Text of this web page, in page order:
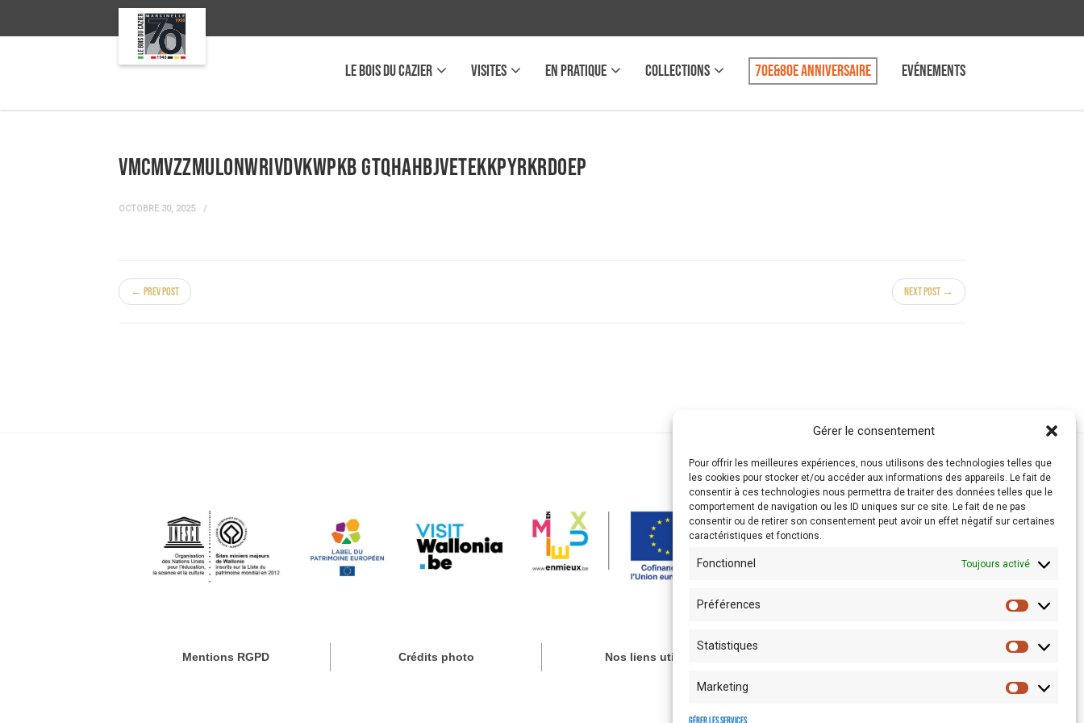
Gérer le consentement
Pour offrir les meilleures expériences, nous utilisons des technologies telles que
les cookies pour stocker et/ou accéder aux informations des appareils. Le fait de
consentir à ces technologies nous permettra de traiter des données telles que le
comportement de navigation ou les ID uniques sur ce site. Le fait de ne pas
consentir ou de retirer son consentement peut avoir un effet négatif sur certaines
caractéristiques et fonctions.
Fonctionnel Toujours activé
Préférences
Statistiques
Marketing
LE BOIS DU CAZIER VISITES EN PRATIQUE COLLECTIONS 70e&80e anniversaire Evénements
vmcMVZzmULonwrIvdVKwpkB gTqhahBJVETEKKPyRKRDoep
OCTOBRE 30, 2025
← Prev Post Next Post →
Mentions RGPD Crédits photo Nos liens utiles